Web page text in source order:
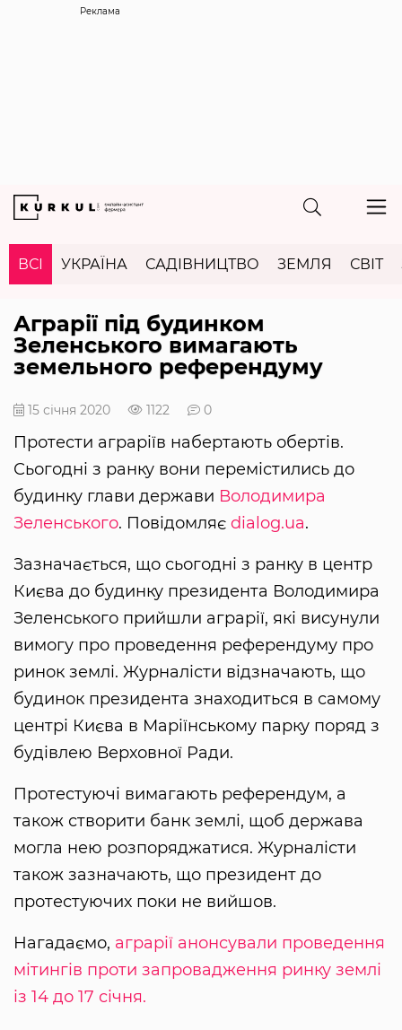
Реклама
ВСІ УКРАЇНА САДІВНИЦТВО ЗЕМЛЯ СВІТ
Аграрії під будинком
Зеленського вимагають
земельного референдуму
15 січня 2020 1122 0
Протести аграріїв набертають обертів.
Сьогодні з ранку вони перемістились до
будинку глави держави Володимира
Зеленського. Повідомляє dialog.ua.
Зазначається, що сьогодні з ранку в центр
Києва до будинку президента Володимира
Зеленського прийшли аграрії, які висунули
вимогу про проведення референдуму про
ринок землі. Журналісти відзначають, що
будинок президента знаходиться в самому
центрі Києва в Маріїнському парку поряд з
будівлею Верховної Ради.
Протестуючі вимагають референдум, а
також створити банк землі, щоб держава
могла нею розпоряджатися. Журналісти
також зазначають, що президент до
протестуючих поки не вийшов.
Нагадаємо, аграрії анонсували проведення
мітингів проти запровадження ринку землі
із 14 до 17 січня.